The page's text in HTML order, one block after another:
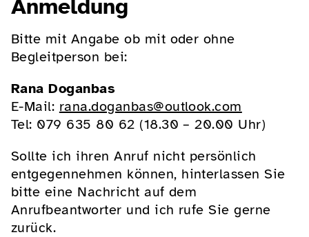
Anmeldung
Bitte mit Angabe ob mit oder ohne
Begleitperson bei:
Rana Doganbas
E-Mail: rana.doganbas@outlook.com
Tel: 079 635 80 62 (18.30 – 20.00 Uhr)
Sollte ich ihren Anruf nicht persönlich
entgegennehmen können, hinterlassen Sie
bitte eine Nachricht auf dem
Anrufbeantworter und ich rufe Sie gerne
zurück.